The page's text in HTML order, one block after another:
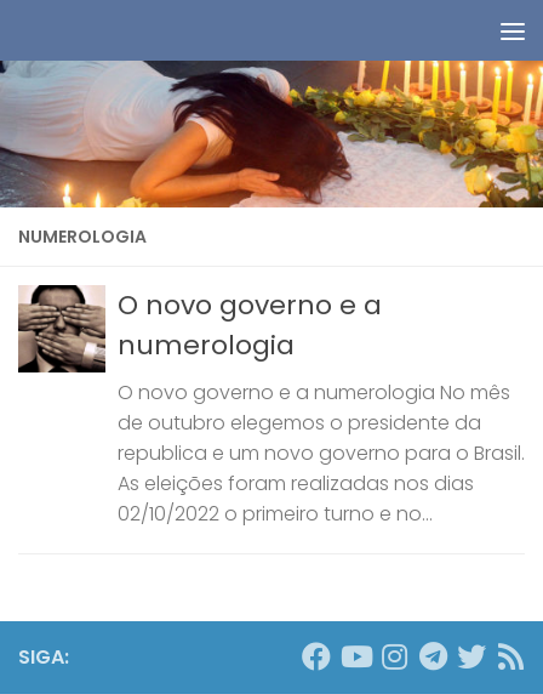
NUMEROLOGIA
O novo governo e a
numerologia
O novo governo e a numerologia No mês
de outubro elegemos o presidente da
republica e um novo governo para o Brasil.
As eleições foram realizadas nos dias
02/10/2022 o primeiro turno e no...
SIGA: